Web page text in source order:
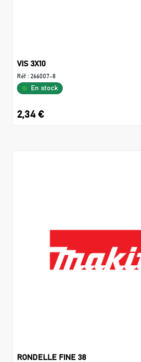
VIS 3X10
Réf : 266007-8
En stock
2,34 €
RONDELLE FINE 38